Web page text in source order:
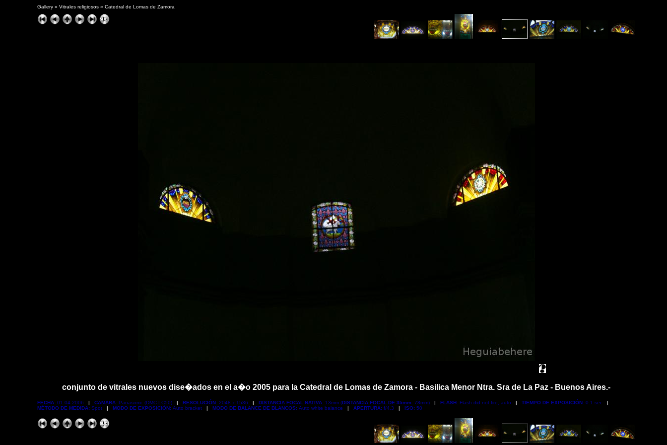
Gallery » Vitrales religiosos » Catedral de Lomas de Zamora
conjunto de vitrales nuevos dise�ados en el a�o 2005 para la Catedral de Lomas de Zamora - Basilica Menor Ntra. Sra de La Paz - Buenos Aires.-
FECHA: 01.04.2006 | CAMARA: Panasonic (DMC-LC50) | RESOLUCIÓN: 2048 x 1536 | DISTANCIA FOCAL NATIVA: 13mm (DISTANCIA FOCAL DE 35mm: 78mm) | FLASH: Flash did not fire, auto | TIEMPO DE EXPOSICIÓN: 0.1 sec
|
MÉTODO DE MEDIDA: Spot | MODO DE EXPOSICIÓN: Auto bracket | MODO DE BALANCE DE BLANCOS: Auto white balance | APERTURA: f/4,3 | ISO: 50